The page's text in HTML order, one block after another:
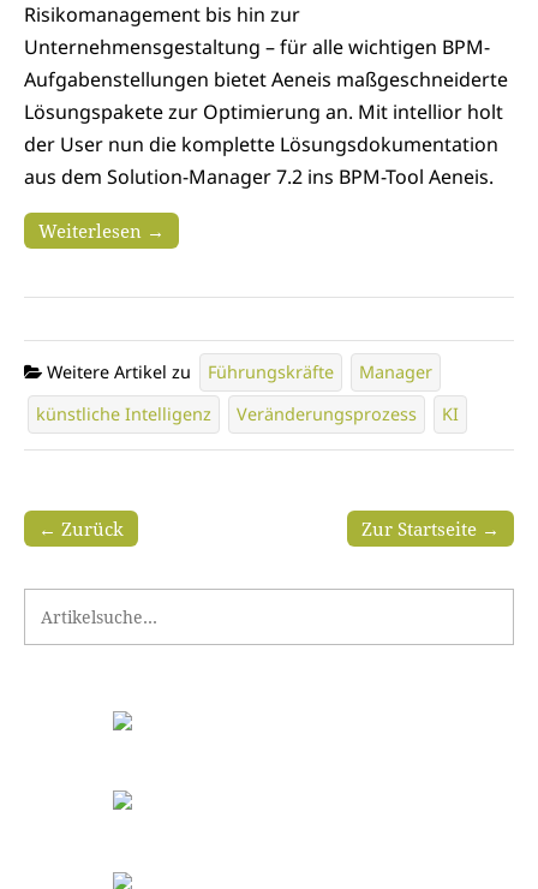
Risikomanagement bis hin zur
Unternehmensgestaltung – für alle wichtigen BPM-
Aufgabenstellungen bietet Aeneis maßgeschneiderte
Lösungspakete zur Optimierung an. Mit intellior holt
der User nun die komplette Lösungsdokumentation
aus dem Solution-Manager 7.2 ins BPM-Tool Aeneis.
Weiterlesen →
Weitere Artikel zu Führungskräfte
Manager
künstliche Intelligenz
Veränderungsprozess KI
Zur Startseite →
← Zurück